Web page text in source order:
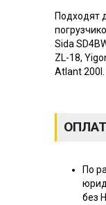
Подходят
Sida
ZL-18,
Atlant 200l.
По
без